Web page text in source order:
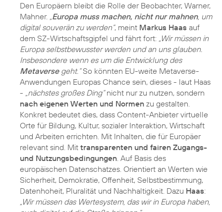
Den Europäern bleibt die Rolle der Beobachter, Warner,
Mahner. „Europa muss machen, nicht nur mahnen, um
digital souverän zu werden“, meint Markus Haas auf
dem SZ-Wirtschaftsgipfel und fährt fort: „Wir müssen in
Europa selbstbewusster werden und an uns glauben.
Insbesondere wenn es um die Entwicklung des
Metaversegeht.“So könnten EU-weite Metaverse-
Anwendungen Europas Chance sein, dieses - laut Haas
- „nächstes großes Ding“nicht nur zu nutzen, sondern
nach eigenen Werten und Normen zu gestalten.
Konkret bedeutet dies, dass Content-Anbieter virtuelle
Orte für Bildung, Kultur, sozialer Interaktion, Wirtschaft
und Arbeiten errichten. Mit Inhalten, die für Europäer
relevant sind. Mit transparenten und fairen Zugangs-
und Nutzungsbedingungen. Auf Basis des
europäischen Datenschatzes. Orientiert an Werten wie
Sicherheit, Demokratie, Offenheit, Selbstbestimmung,
Datenhoheit, Pluralität und Nachhaltigkeit. Dazu Haas:
„Wir müssen das Wertesystem, das wir in Europa haben,